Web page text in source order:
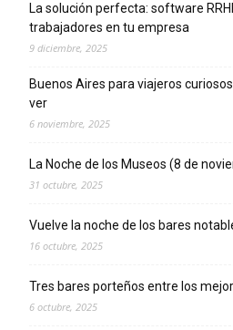
La solución perfecta: software
trabajadores en tu empresa
9 diciembre, 2025
Buenos Aires para viajeros
ver
6 noviembre, 2025
La Noche de los Museos (8 de
31 octubre, 2025
Vuelve la noche de los bares
16 octubre, 2025
Tres bares porteños entre los
6 octubre, 2025